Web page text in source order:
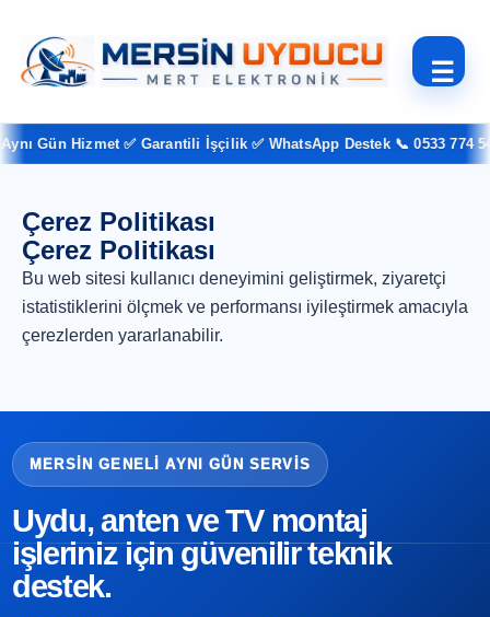
☰
Gün Hizmet ✅ Garantili İşçilik ✅ WhatsApp Destek 📞 0533 774 54
Çerez Politikası
Çerez Politikası
Bu web sitesi kullanıcı deneyimini geliştirmek, ziyaretçi
istatistiklerini ölçmek ve performansı iyileştirmek amacıyla
çerezlerden yararlanabilir.
MERSIN GENELI AYNI GÜN SERVIS
Uydu, anten ve TV montaj
işleriniz için güvenilir teknik
destek.